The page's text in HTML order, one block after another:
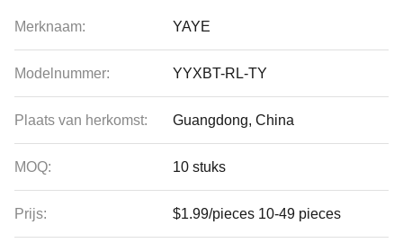
Merknaam: YAYE
Modelnummer: YYXBT-RL-TY
Plaats van herkomst: Guangdong, China
MOQ: 10 stuks
Prijs: $1.99/pieces 10-49 pieces